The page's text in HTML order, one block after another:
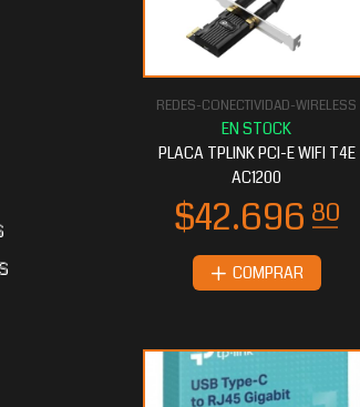
REDES-CONECTIVIDAD-WIRELESS
PLACA TPLINK PCI-E WIFI T4E
AC1200
COMPRAR
$12.479 20